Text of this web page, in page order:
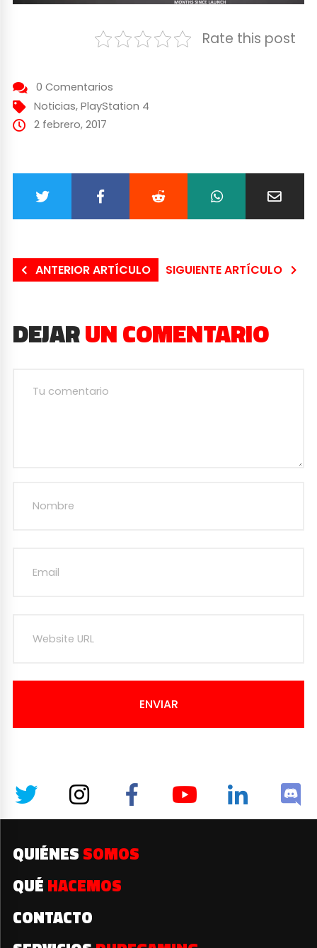
Rate this post
0 Comentarios
Noticias, PlayStation 4
2 febrero, 2017
ANTERIOR ARTÍCULO SIGUIENTE ARTÍCULO
DEJARUN COMENTARIO
ENVIAR
QUIÉNES SOMOS
QUÉ HACEMOS
CONTACTO